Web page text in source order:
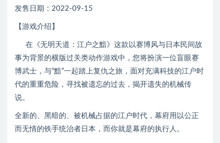
发售日期：2022-09-15
【游戏介绍】
在《无明天道：江户之黯》这款以赛博风与日本民间故
事为背景的横版过关类动作游戏中，您将扮演一位盲眼赛
博武士，与“黯”一起踏上复仇之旅，面对充满科技的江户时
代的重重危险，寻找被遗忘的过去，揭开遗失的机械传
说。
全新的、黑暗的、被机械占据的江户时代，幕府用以公正
而无情的铁手统治者日本，而你就是幕府的执行人。